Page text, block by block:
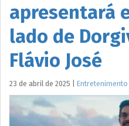
apresentará
lado de
Flávio José
23 de abril de 2025 Entretenimento